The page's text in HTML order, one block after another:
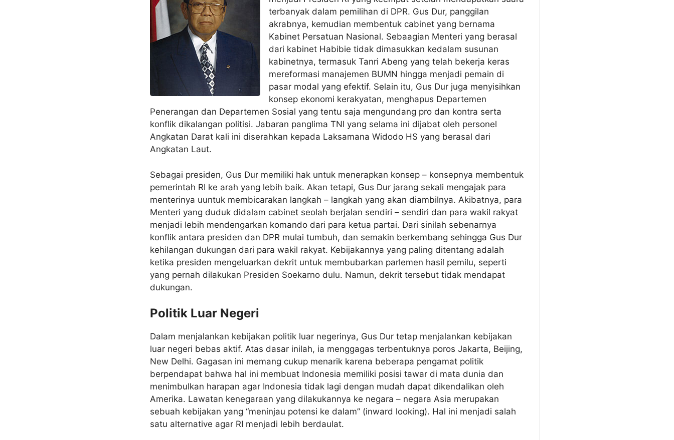
terbanyak dalam pemilihan di DPR. Gus Dur, panggilan
akrabnya, kemudian membentuk cabinet yang bernama
Kabinet Persatuan Nasional. Sebaagian Menteri yang berasal
dari kabinet Habibie tidak dimasukkan kedalam susunan
kabinetnya, termasuk Tanri Abeng yang telah bekerja keras
mereformasi manajemen BUMN hingga menjadi pemain di
pasar modal yang efektif. Selain itu, Gus Dur juga menyisihkan
konsep ekonomi kerakyatan, menghapus Departemen
Penerangan dan Departemen Sosial yang tentu saja mengundang pro dan kontra serta
konflik dikalangan politisi. Jabaran panglima TNI yang selama ini dijabat oleh personel
Angkatan Darat kali ini diserahkan kepada Laksamana Widodo HS yang berasal dari
Angkatan Laut.
Sebagai presiden, Gus Dur memiliki hak untuk menerapkan konsep – konsepnya membentuk
pemerintah RI ke arah yang lebih baik. Akan tetapi, Gus Dur jarang sekali mengajak para
menterinya uuntuk membicarakan langkah – langkah yang akan diambilnya. Akibatnya, para
Menteri yang duduk didalam cabinet seolah berjalan sendiri – sendiri dan para wakil rakyat
menjadi lebih mendengarkan komando dari para ketua partai. Dari sinilah sebenarnya
konflik antara presiden dan DPR mulai tumbuh, dan semakin berkembang sehingga Gus Dur
kehilangan dukungan dari para wakil rakyat. Kebijakannya yang paling ditentang adalah
ketika presiden mengeluarkan dekrit untuk membubarkan parlemen hasil pemilu, seperti
yang pernah dilakukan Presiden Soekarno dulu. Namun, dekrit tersebut tidak mendapat
dukungan.
Politik Luar Negeri
Dalam menjalankan kebijakan politik luar negerinya, Gus Dur tetap menjalankan kebijakan
luar negeri bebas aktif. Atas dasar inilah, ia menggagas terbentuknya poros Jakarta, Beijing,
New Delhi. Gagasan ini memang cukup menarik karena beberapa pengamat politik
berpendapat bahwa hal ini membuat Indonesia memiliki posisi tawar di mata dunia dan
menimbulkan harapan agar Indonesia tidak lagi dengan mudah dapat dikendalikan oleh
Amerika. Lawatan kenegaraan yang dilakukannya ke negara – negara Asia merupakan
sebuah kebijakan yang “meninjau potensi ke dalam” (inward looking). Hal ini menjadi salah
satu alternative agar RI menjadi lebih berdaulat.